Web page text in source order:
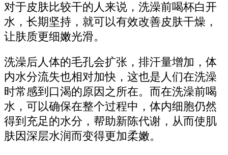
对于皮肤比较干的人来说，洗澡前喝杯白开
水，长期坚持，就可以有效改善皮肤干燥，
让肤质更细嫩光滑。
洗澡后人体的毛孔会扩张，排汗量增加，体
内水分流失也相对加快，这也是人们在洗澡
时常感到口渴的原因之所在。而在洗澡前喝
水，可以确保在整个过程中，体内细胞仍然
得到充足的水分，帮助新陈代谢，从而使肌
肤因深层水润而变得更加柔嫩。